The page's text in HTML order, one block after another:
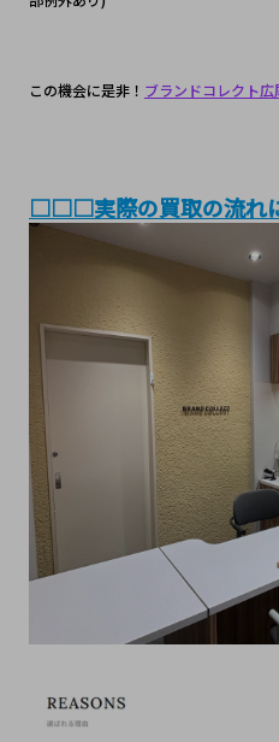
この機会に是非！ ブランドコレクト広
□□□実際の買取の流